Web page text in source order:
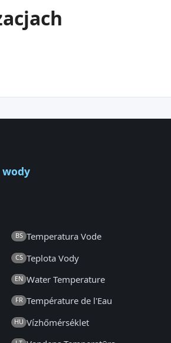
BS Temperatura Vode
CS Teplota Vody
EN Water Temperature
FR Température de l'Eau
HU Vízhőmérséklet